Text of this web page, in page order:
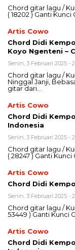
Chord gitar lagu /
( 18202 ) Ganti
Artis Cowo
Chord Didi
Koyo Ngenteni –
Senin, 3 Februari 2025 -
Chord gitar lagu /
Ninggal Janji,
gitar dari…
Artis Cowo
Chord Didi
Indonesia
Senin, 3 Februari 2025 -
Chord gitar lagu /
( 28247 ) Ganti
Artis Cowo
Chord Didi
Senin, 3 Februari 2025 -
Chord gitar lagu /
53449 ) Ganti Kunci
Artis Cowo
Chord Didi